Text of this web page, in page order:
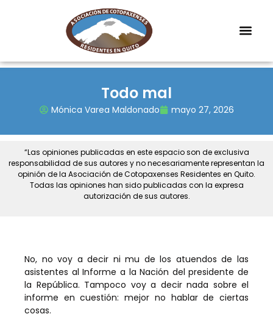
Todo mal
Mónica Varea Maldonado mayo 27, 2026
“Las opiniones publicadas en este espacio son de exclusiva
responsabilidad de sus autores y no necesariamente representan la
opinión de la Asociación de Cotopaxenses Residentes en Quito.
Todas las opiniones han sido publicadas con la expresa
autorización de sus autores.
No, no voy a decir ni mu de los atuendos de las
asistentes al Informe a la Nación del presidente de
la República. Tampoco voy a decir nada sobre el
informe en cuestión: mejor no hablar de ciertas
cosas.